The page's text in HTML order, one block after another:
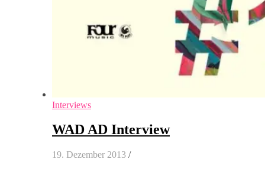
Interviews
WAD AD Interview
19. Dezember 2013 /